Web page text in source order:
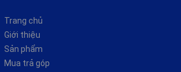
Trang chủ
Giới thiệu
Sản phẩm
Mua trả góp